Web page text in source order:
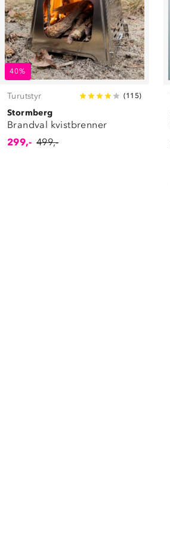
40%
Turutstyr (115)
Stormberg
Brandval kvistbrenner
299,- 499,-